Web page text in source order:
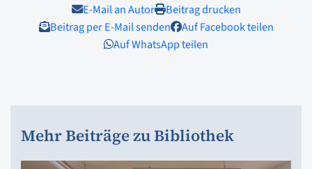
E-Mail an Autor
Beitrag drucken
Beitrag per E-Mail senden
Auf Facebook teilen
Auf WhatsApp teilen
Mehr Beiträge zu Bibliothek